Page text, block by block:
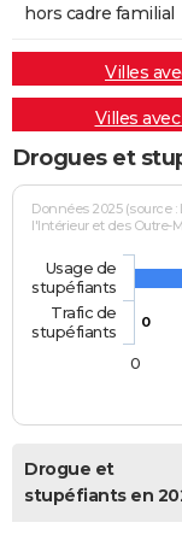
hors cadre familial
Villes
Villes
Drogues et
Données 2025 (source
l'Intérieur et des Outre-
0
Usage de
stupéfiants
Trafic de
stupéfiants
0
Drogue et
stupéfiants en